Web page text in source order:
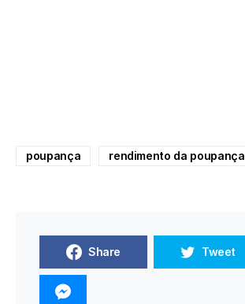
poupança rendimento da poupança
Share Tweet